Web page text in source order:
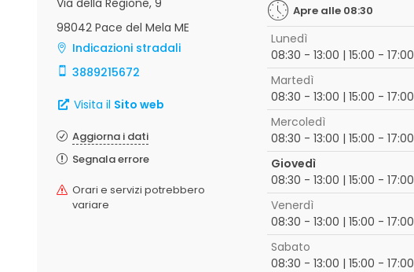
Via della Regione, 9
98042 Pace del Mela ME
Indicazioni stradali
3889215672
Visita il Sito web
Aggiorna i dati
Segnala errore
Orari e servizi potrebbero
variare
Apre alle 08:30
Lunedì
08:30 - 13:00 | 15:00 - 17:00
Martedì
08:30 - 13:00 | 15:00 - 17:00
Mercoledì
08:30 - 13:00 | 15:00 - 17:00
Giovedì
08:30 - 13:00 | 15:00 - 17:00
Venerdì
08:30 - 13:00 | 15:00 - 17:00
Sabato
08:30 - 13:00 | 15:00 - 17:00